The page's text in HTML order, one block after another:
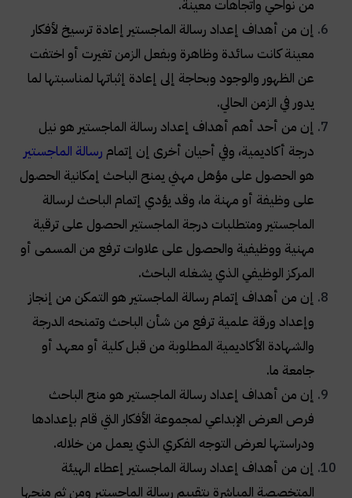
من نواحي واتجاهات معينة.
إن من أهداف إعداد رسالة الماجستير إعادة ترسيخ لأفكار
معينة كانت سائدة وظاهرة وبفعل الزمن تغيرت أو اختفت
عن الظهور والوجود وبحاجة إلى إعادة إثباتها لمناسبتها لما
يدور في الزمن الحالي.
إن من أحد أهم أهداف إعداد رسالة الماجستير هو نيل
درجة أكاديمية، وفي أحيان أخرى إن إتمام رسالة الماجستير
هو الحصول على مؤهل مهني يمنح الباحث إمكانية الحصول
على وظيفة أو مهنة ما، وقد يؤدي إتمام الباحث لرسالة
الماجستير ومتطلبات درجة الماجستير الحصول على ترقية
مهنية ووظيفية والحصول على علاوات ترفع من المسمى أو
المركز الوظيفي الذي يشغله الباحث.
إن من أهداف إتمام رسالة الماجستير هو التمكن من إنجاز
وإعداد ورقة علمية ترفع من شأن الباحث وتمنحه الدرجة
والشهادة الأكاديمية المطلوبة من قبل كلية أو معهد أو
جامعة ما.
إن من أهداف إعداد رسالة الماجستير هو منح الباحث
فرص العرض الإبداعي لمجموعة الأفكار التي قام بإعدادها
ودراستها لعرض التوجه الفكري الذي يعمل من خلاله.
إن من أهداف إعداد رسالة الماجستير إعطاء الهيئة
المتخصصة المباشرة بتقييم رسالة الماجستير ومن ثم منحها